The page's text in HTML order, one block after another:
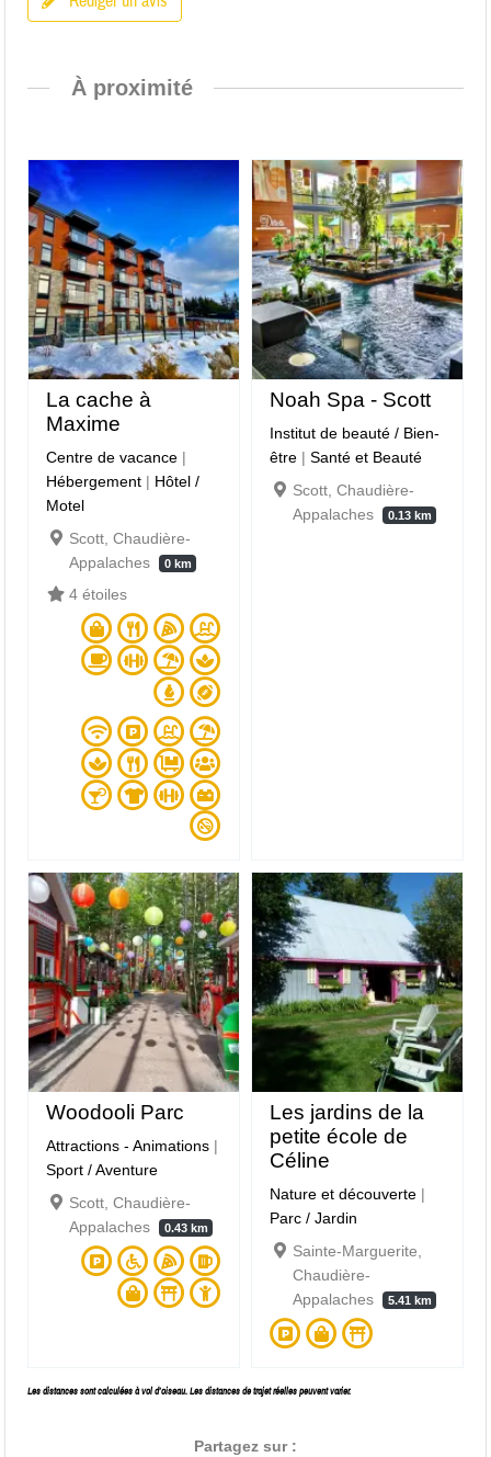
À proximité
La cache à
Maxime
Centre de vacance |
Hébergement | Hôtel /
Motel
Scott, Chaudière-
Appalaches
0 km
4 étoiles
Noah Spa - Scott
Institut de beauté / Bien-
être | Santé et Beauté
Scott, Chaudière-
Appalaches
0.13 km
Woodooli Parc
Attractions - Animations |
Sport / Aventure
Scott, Chaudière-
Appalaches
0.43 km
Les jardins de la
petite école de
Céline
Nature et découverte |
Parc / Jardin
Sainte-Marguerite,
Chaudière-
Appalaches
5.41 km
Les distances sont calculées à vol d’oiseau. Les distances de trajet réelles peuvent varier.
Partagez sur :